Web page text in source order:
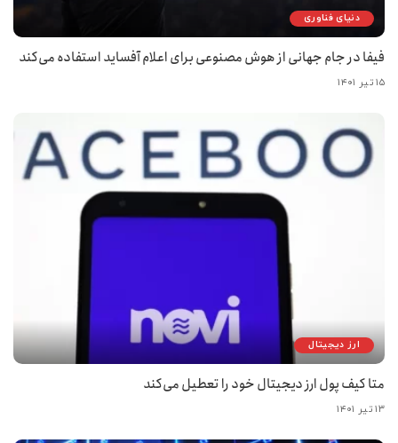
دنیای فناوری
فیفا در جام جهانی از هوش مصنوعی برای اعلام آفساید استفاده می‌کند
۱۵ تیر ۱۴۰۱
ارز دیجیتال
متا کیف پول ارز دیجیتال خود را تعطیل می‌کند
۱۳ تیر ۱۴۰۱